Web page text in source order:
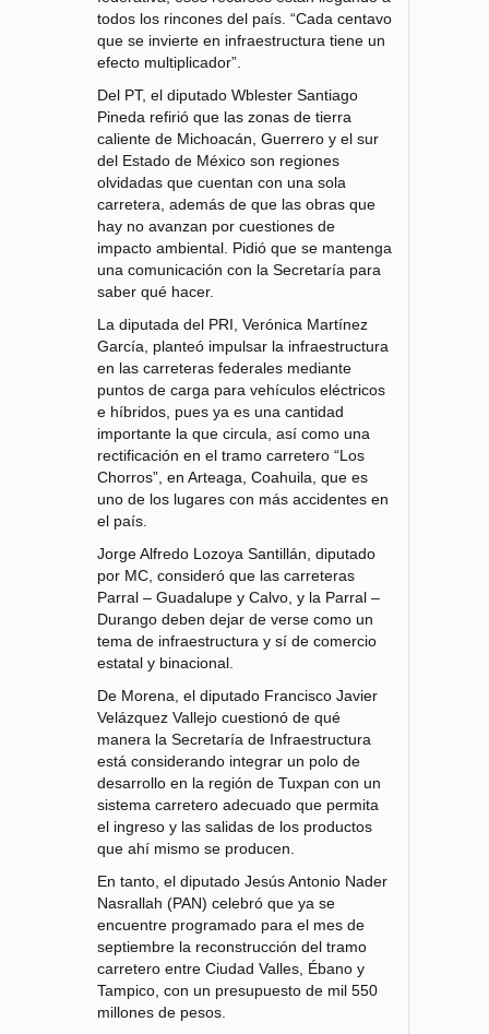
todos los rincones del país. “Cada centavo
que se invierte en infraestructura tiene un
efecto multiplicador”.
Del PT, el diputado Wblester Santiago
Pineda refirió que las zonas de tierra
caliente de Michoacán, Guerrero y el sur
del Estado de México son regiones
olvidadas que cuentan con una sola
carretera, además de que las obras que
hay no avanzan por cuestiones de
impacto ambiental. Pidió que se mantenga
una comunicación con la Secretaría para
saber qué hacer.
La diputada del PRI, Verónica Martínez
García, planteó impulsar la infraestructura
en las carreteras federales mediante
puntos de carga para vehículos eléctricos
e híbridos, pues ya es una cantidad
importante la que circula, así como una
rectificación en el tramo carretero “Los
Chorros”, en Arteaga, Coahuila, que es
uno de los lugares con más accidentes en
el país.
Jorge Alfredo Lozoya Santillán, diputado
por MC, consideró que las carreteras
Parral – Guadalupe y Calvo, y la Parral –
Durango deben dejar de verse como un
tema de infraestructura y sí de comercio
estatal y binacional.
De Morena, el diputado Francisco Javier
Velázquez Vallejo cuestionó de qué
manera la Secretaría de Infraestructura
está considerando integrar un polo de
desarrollo en la región de Tuxpan con un
sistema carretero adecuado que permita
el ingreso y las salidas de los productos
que ahí mismo se producen.
En tanto, el diputado Jesús Antonio Nader
Nasrallah (PAN) celebró que ya se
encuentre programado para el mes de
septiembre la reconstrucción del tramo
carretero entre Ciudad Valles, Ébano y
Tampico, con un presupuesto de mil 550
millones de pesos.